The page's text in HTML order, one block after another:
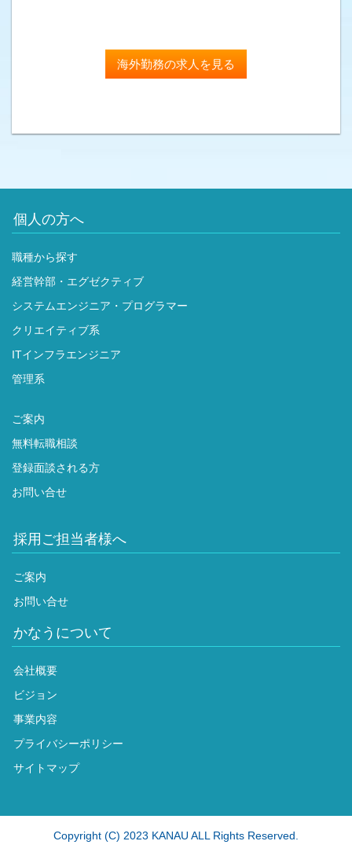
海外勤務の求人を見る
個人の方へ
職種から探す
経営幹部・エグゼクティブ
システムエンジニア・プログラマー
クリエイティブ系
ITインフラエンジニア
管理系
ご案内
無料転職相談
登録面談される方
お問い合せ
採用ご担当者様へ
ご案内
お問い合せ
かなうについて
会社概要
ビジョン
事業内容
プライバシーポリシー
サイトマップ
Copyright (C) 2023 KANAU ALL Rights Reserved.